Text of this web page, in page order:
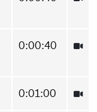
0:00:40
0:01:00